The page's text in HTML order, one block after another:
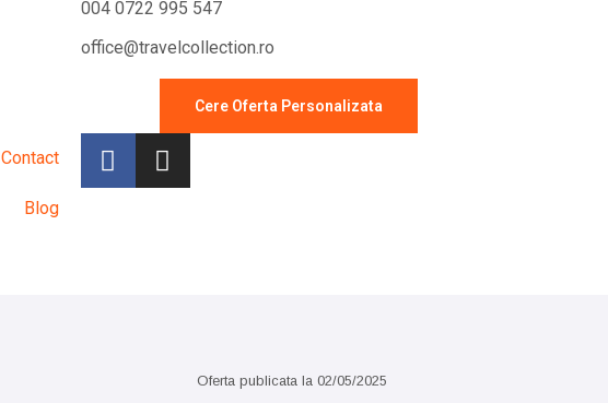
004 0722 995 547
office@travelcollection.ro
Cere Oferta Personalizata
Contact
Blog
Oferta publicata la 02/05/2025